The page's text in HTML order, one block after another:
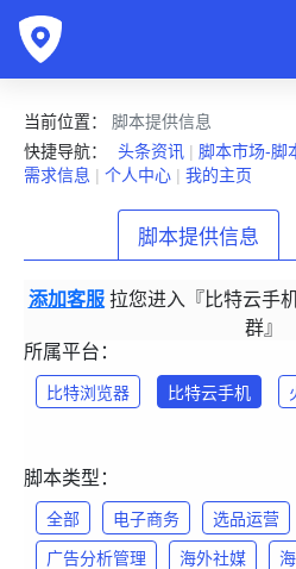
当前位置：
脚本提供信息
快捷导航：
头条资讯 | 脚本市场-脚
需求信息 | 个人中心 | 我的主页
脚本提供信息
添加客服 拉您进入『比特云手
群』
所属平台：
比特浏览器 比特云手机
脚本类型：
全部 电子商务 选品运营
广告分析管理 海外社媒